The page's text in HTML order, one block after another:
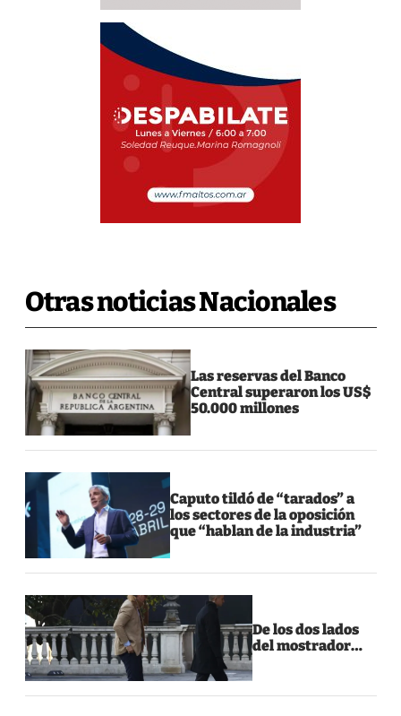
Otras noticias Nacionales
Las reservas del Banco
Central superaron los US$
50.000 millones
Caputo tildó de “tarados” a
los sectores de la oposición
que “hablan de la industria”
De los dos lados
del mostrador…